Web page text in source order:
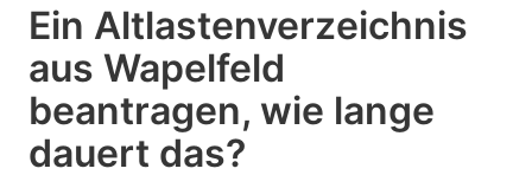
Ein Altlastenverzeichnis
aus Wapelfeld
beantragen, wie lange
dauert das?